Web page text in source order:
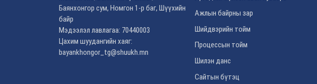
Баянхонгор сум, Номгон 1-р баг, Шүүхийн
байр
Мэдээлэл лавлагаа: 70440003
Цахим шуудангийн хаяг:
bayankhongor_tg@shuukh.mn
Ажлын байрны зар
Шийдвэрийн тойм
Процессын тойм
Шилэн данс
Сайтын бүтэц